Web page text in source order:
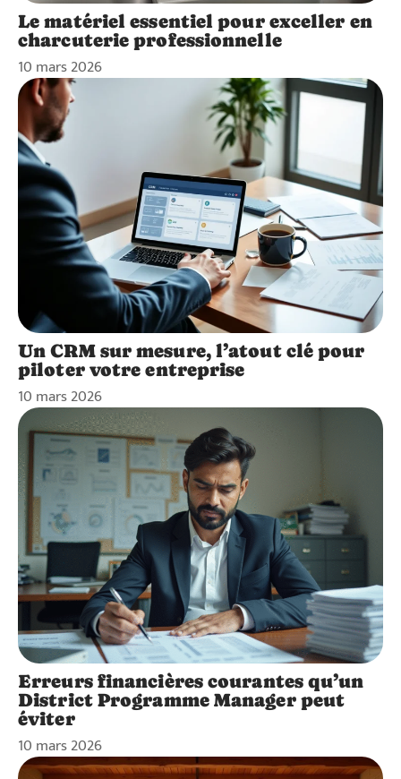
Le matériel essentiel pour exceller en
charcuterie professionnelle
10 mars 2026
Un CRM sur mesure, l’atout clé pour
piloter votre entreprise
10 mars 2026
Erreurs financières courantes qu’un
District Programme Manager peut
éviter
10 mars 2026